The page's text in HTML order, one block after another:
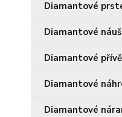
Diamantové
Diamantové
Diamantové
Diamantové
Diamantové